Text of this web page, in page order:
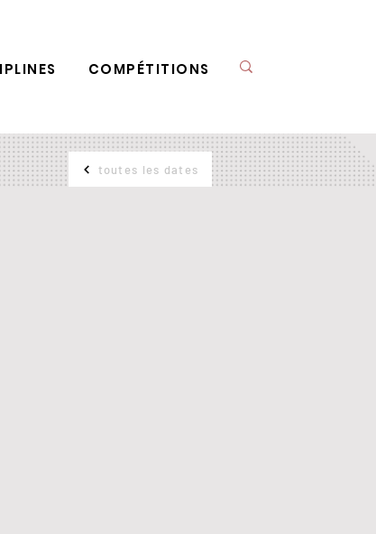
COMPÉTITIONS
toutes les dates